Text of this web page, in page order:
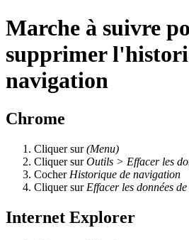
Marche à suivre
supprimer
navigation
Chrome
Cliquer sur(Menu)
Cliquer surOutils > Effacer les
Cocher Historique de navigation
Cliquer sur Effacer les données
Internet Explorer